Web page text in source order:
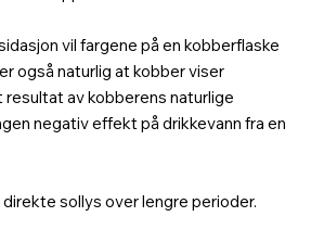
vil fargene på en kobberflaske
også naturlig at kobber viser
resultat av kobberens naturlige
negativ effekt på drikkevann fra en
sollys over lengre perioder.